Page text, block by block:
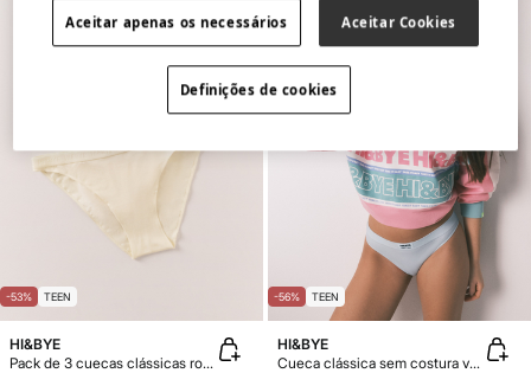
-53% TEEN
HI&BYE
Pack de 3 cuecas clássicas roxas, rosas e amarelas
-56% TEEN
HI&BYE
Cueca clássica sem costura verde
Aceitar apenas os necessários Aceitar Cookies
Definições de cookies